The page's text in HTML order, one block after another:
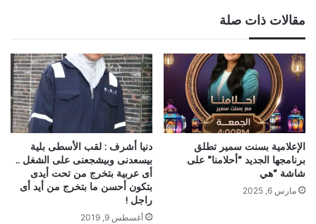
مقالات ذات صلة
الإعلامية بسنت سمير تطلق
برنامجها الجديد “أحلامنا” على
شاشة “هي
مارس 6, 2025
دنيا أشرف : لقب الأسطى بلية
بيسعدنى وبيشجعنى على الشغل ..
أى عربية بتخرج من تحت أيدى
بتكون أحسن ما بتخرج من أيد أى
راجل !
أغسطس 9, 2019